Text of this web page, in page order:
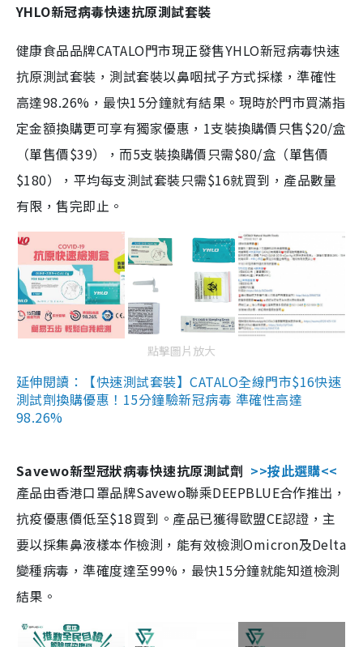
YHLO新冠病毒快速抗原測試套裝
健康食品品牌CATALO門市現正發售YHLO新冠病毒快速
抗原測試套裝，測試套裝以鼻咽拭子方式採樣，準確性
高達98.26%，最快15分鐘就有結果。現時於門市買滿指
定金額換購更可享有獨家優惠，1支裝換購價只售$20/盒
（單售價$39），而5支裝換購價只需$80/盒（單售價
$180），平均每支測試套裝只需$16就買到，產品數量
有限，售完即止。
點擊圖片放大
延伸閱讀：【快速測試套裝】CATALO全線門市$16快速
測試劑換購優惠！15分鐘驗新冠病毒 準確性高達
98.26%
Savewo新型冠狀病毒快速抗原測試劑 >>按此選購<<
產品由香港口罩品牌Savewo聯乘DEEPBLUE合作推出，
抗疫優惠價低至$18買到。產品已獲得歐盟CE認證，主
要以採集鼻液樣本作檢測，能有效檢測Omicron及Delta
變種病毒，準確度達至99%，最快15分鐘就能知道檢測
結果。